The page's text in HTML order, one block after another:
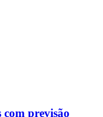
com previsão